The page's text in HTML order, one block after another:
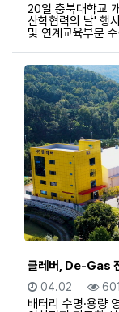
20일 충북대학교
산학협력의 날' 행
및 연계교육부문
클레버, De-Gas
등록일
04.02 조회
배터리 수명·용량